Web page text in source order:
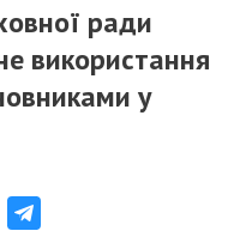
ради
використання
у